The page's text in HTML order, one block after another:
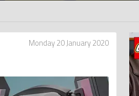
Monday 20 January 2020